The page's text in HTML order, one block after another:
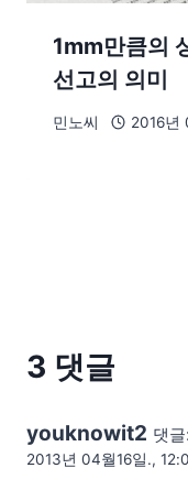
1mm만큼의
선고의 의미
민노씨 2016년
3 댓글
youknowit2 댓글:
2013년 04월16일.,